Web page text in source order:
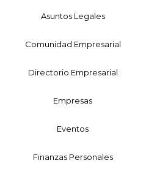
Asuntos Legales
Comunidad Empresarial
Directorio Empresarial
Empresas
Eventos
Finanzas Personales